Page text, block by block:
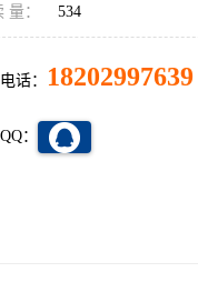
量： 534
话： 18202997639
：